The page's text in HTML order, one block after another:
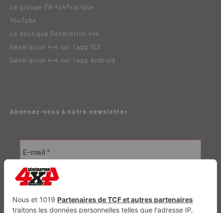
Le groupe FB 4x4Pratique
YouTube
La boutique Génération 4×4
Génération 4×4 sur l’app IOS
Génération 4×4 sur l’app Android
Abonnez-vous à notre newsletter